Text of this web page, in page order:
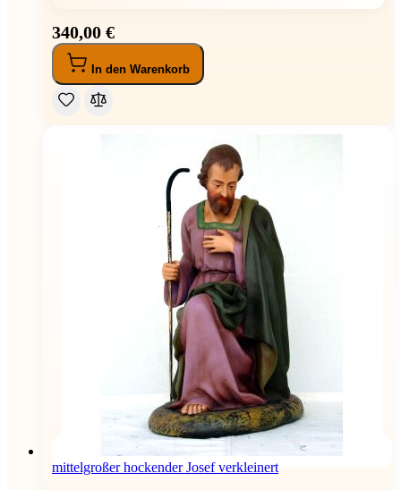
340,00 €
In den Warenkorb
mittelgroßer hockender Josef verkleinert